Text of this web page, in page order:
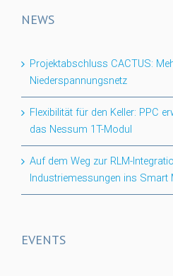
NEWS
Projektabschluss CACTUS:
Niederspannungsnetz
Flexibilität für den Keller: PPC
das Nessum 1T-Modul
Auf dem Weg zur RLM-
Industriemessungen ins Smart
EVENTS